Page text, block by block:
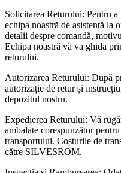
Solicitarea Returului: Pentru
echipa noastră de asistență la
detalii despre comandă,
Echipa noastră vă va ghida
returului.
Autorizarea Returului: După
autorizație de retur și
depozitul nostru.
Expedierea Returului: Vă
ambalate corespunzător
transportului. Costurile de
către SILVESROM.